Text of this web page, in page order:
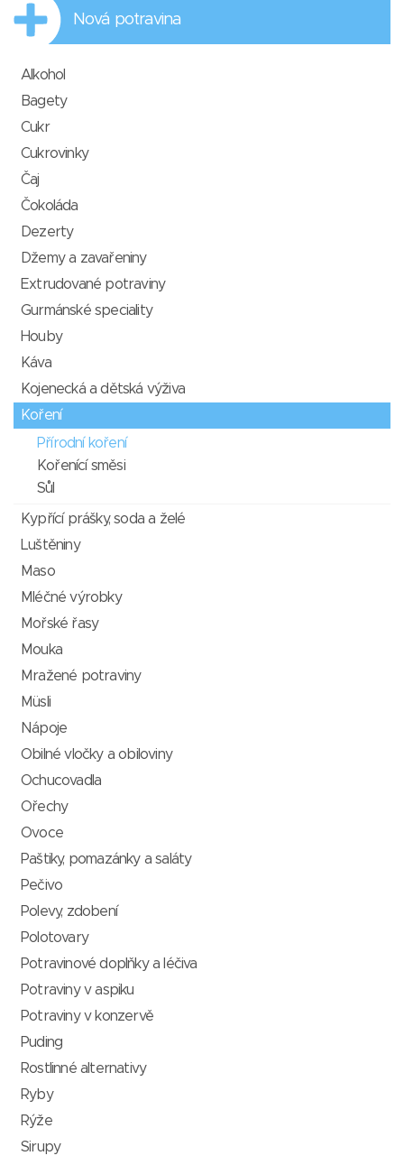
Nová potravina
Alkohol
Bagety
Cukr
Cukrovinky
Čaj
Čokoláda
Dezerty
Džemy a zavařeniny
Extrudované potraviny
Gurmánské speciality
Houby
Káva
Kojenecká a dětská výživa
Koření
Přírodní koření
Kořenící směsi
Sůl
Kypřící prášky, soda a želé
Luštěniny
Maso
Mléčné výrobky
Mořské řasy
Mouka
Mražené potraviny
Müsli
Nápoje
Obilné vločky a obiloviny
Ochucovadla
Ořechy
Ovoce
Paštiky, pomazánky a saláty
Pečivo
Polevy, zdobení
Polotovary
Potravinové doplňky a léčiva
Potraviny v aspiku
Potraviny v konzervě
Puding
Rostlinné alternativy
Ryby
Rýže
Sirupy